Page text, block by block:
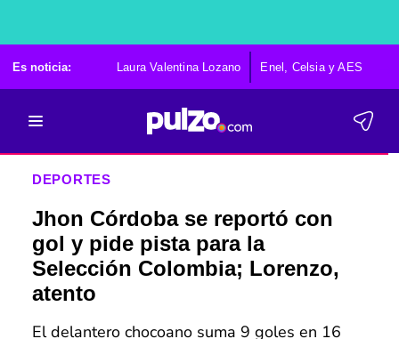
Es noticia: Laura Valentina Lozano Enel, Celsia y AES
DEPORTES
Jhon Córdoba se reportó con
gol y pide pista para la
Selección Colombia; Lorenzo,
atento
El delantero chocoano suma 9 goles en 16